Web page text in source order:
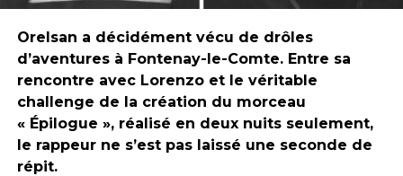
Orelsan a décidément vécu de drôles
d’aventures à Fontenay-le-Comte. Entre sa
rencontre avec Lorenzo et le véritable
challenge de la création du morceau
« Épilogue », réalisé en deux nuits seulement,
le rappeur ne s’est pas laissé une seconde de
répit.